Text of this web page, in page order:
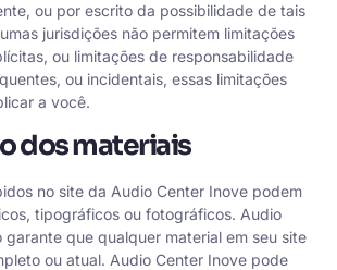
ou por escrito da possibilidade de tais
jurisdições não permitem limitações
ou limitações de responsabilidade
ou incidentais, essas limitações
a você.
dos materiais
no site da Audio Center Inove podem
tipográficos ou fotográficos. Audio
garante que qualquer material em seu site
ou atual. Audio Center Inove pode